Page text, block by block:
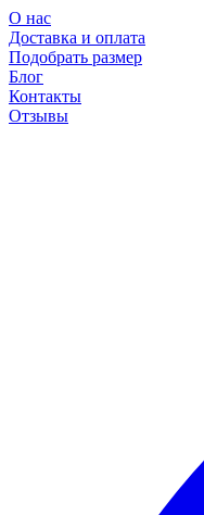
О нас
Доставка и оплата
Подобрать размер
Блог
Контакты
Отзывы